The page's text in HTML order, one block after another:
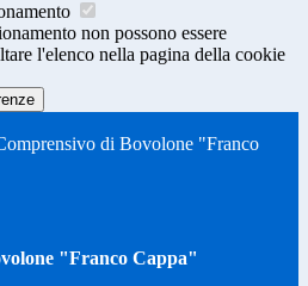
non possono essere
l'elenco nella pagina della cookie
di Bovolone "Franco
"Franco Cappa"